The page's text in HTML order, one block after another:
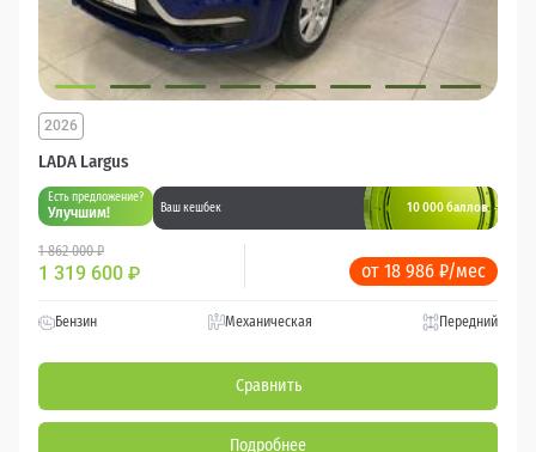
LADA Largus
2026
Есть предложение?
Улучшим! Ваш кешбек 10 000 баллов
1 862 000 ₽
1 319 600 ₽ от 18 986 ₽/мес
Бензин Механическая Передний
Сравнить
Подробнее